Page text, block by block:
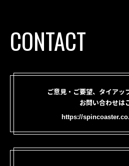
CONTACT
ご意見・ご要望、タイアッ
お問い合わせは
https://